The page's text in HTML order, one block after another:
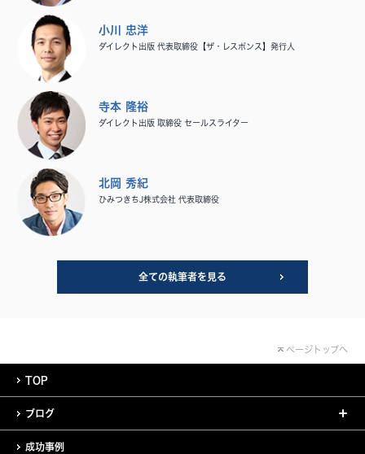
小川 忠洋
ダイレクト出版 代表取締役【ザ・レスポンス】発行人
寺本 隆裕
ダイレクト出版 取締役 セールスライター
北岡 秀紀
ひみつきちJ株式会社 代表取締役
全ての執筆者を見る
ページトップへ
TOP
ブログ
成功事例